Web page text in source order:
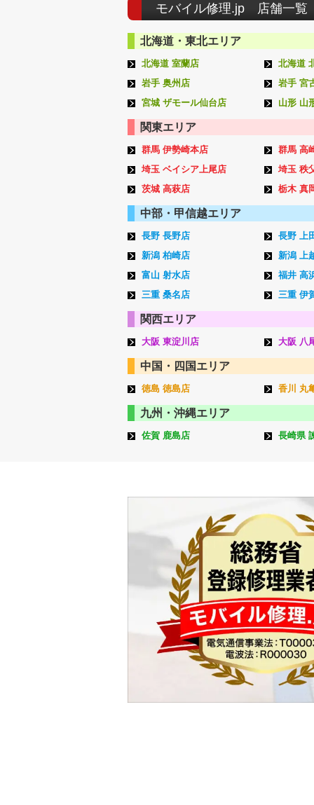
モバイル修理.jp 店舗一覧
北海道・東北エリア
北海道 室蘭店 北海道
岩手 奥州店
岩手 宮
宮城 ザモール仙台店
山形 山
関東エリア
群馬 伊勢崎本店 群馬 高
埼玉 ベイシア上尾店
埼玉 秩
茨城 高萩店
栃木 真
中部・甲信越エリア
長野 長野店 長野 上
新潟 柏崎店
新潟 上
富山 射水店
福井 高
三重 桑名店
三重 伊
関西エリア
大阪 東淀川店 大阪 八
中国・四国エリア
徳島 徳島店 香川 丸
九州・沖縄エリア
佐賀 鹿島店 長崎県